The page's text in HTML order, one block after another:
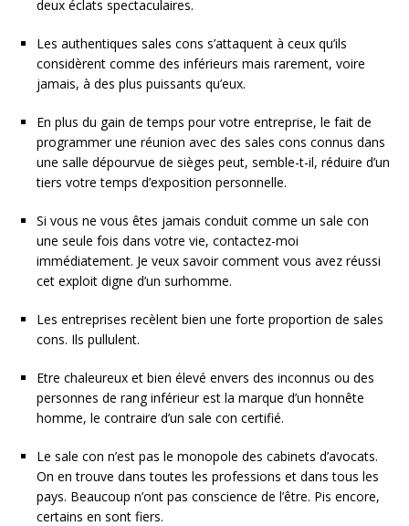
deux éclats spectaculaires.
Les authentiques sales cons s’attaquent à ceux qu’ils
considèrent comme des inférieurs mais rarement, voire
jamais, à des plus puissants qu’eux.
En plus du gain de temps pour votre entreprise, le fait de
programmer une réunion avec des sales cons connus dans
une salle dépourvue de sièges peut, semble-t-il, réduire d’un
tiers votre temps d’exposition personnelle.
Si vous ne vous êtes jamais conduit comme un sale con
une seule fois dans votre vie, contactez-moi
immédiatement. Je veux savoir comment vous avez réussi
cet exploit digne d’un surhomme.
Les entreprises recèlent bien une forte proportion de sales
cons. Ils pullulent.
Etre chaleureux et bien élevé envers des inconnus ou des
personnes de rang inférieur est la marque d’un honnête
homme, le contraire d’un sale con certifié.
Le sale con n’est pas le monopole des cabinets d’avocats.
On en trouve dans toutes les professions et dans tous les
pays. Beaucoup n’ont pas conscience de l’être. Pis encore,
certains en sont fiers.